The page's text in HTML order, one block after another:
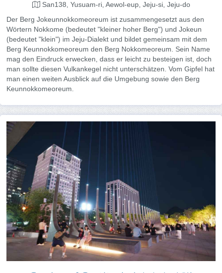
San138, Yusuam-ri, Aewol-eup, Jeju-si, Jeju-do
Der Berg Jokeunnokkomeoreum ist zusammengesetzt aus den
Wörtern Nokkome (bedeutet "kleiner hoher Berg") und Jokeun
(bedeutet "klein") im Jeju-Dialekt und bildet gemeinsam mit dem
Berg Keunnokkomeoreum den Berg Nokkomeoreum. Sein Name
mag den Eindruck erwecken, dass er leicht zu besteigen ist, doch
man sollte diesen Vulkankegel nicht unterschätzen. Vom Gipfel hat
man einen weiten Ausblick auf die Umgebung sowie den Berg
Keunnokkomeoreum.